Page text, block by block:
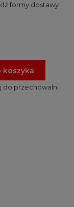
formy dostawy
koszyka
do przechowalni